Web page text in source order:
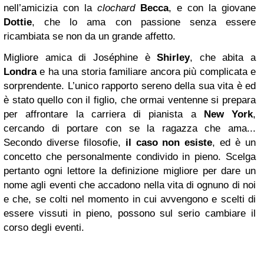
nell’amicizia con la clochard Becca, e con la giovane
Dottie, che lo ama con passione senza essere
ricambiata se non da un grande affetto.
Migliore amica di Joséphine èShirley, che abita a
Londrae ha una storia familiare ancora più complicata e
sorprendente. L’unico rapporto sereno della sua vita è ed
è stato quello con il figlio, che ormai ventenne si prepara
per affrontare la carriera di pianista a New York,
cercando di portare con se la ragazza che ama...
Secondo diverse filosofie, il caso non esiste, ed è un
concetto che personalmente condivido in pieno. Scelga
pertanto ogni lettore la definizione migliore per dare un
nome agli eventi che accadono nella vita di ognuno di noi
e che, se colti nel momento in cui avvengono e scelti di
essere vissuti in pieno, possono sul serio cambiare il
corso degli eventi.